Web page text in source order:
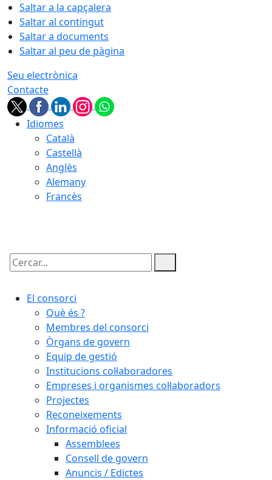
Saltar a la capçalera
Saltar al contingut
Saltar a documents
Saltar al peu de pàgina
Seu electrònica
Contacte
Idiomes
Català
Castellà
Anglès
Alemany
Francès
Cercar:
El consorci
Què és ?
Membres del consorci
Òrgans de govern
Equip de gestió
Institucions col·laboradores
Empreses i organismes col·laboradors
Projectes
Reconeixements
Informació oficial
Assemblees
Consell de govern
Anuncis / Edictes